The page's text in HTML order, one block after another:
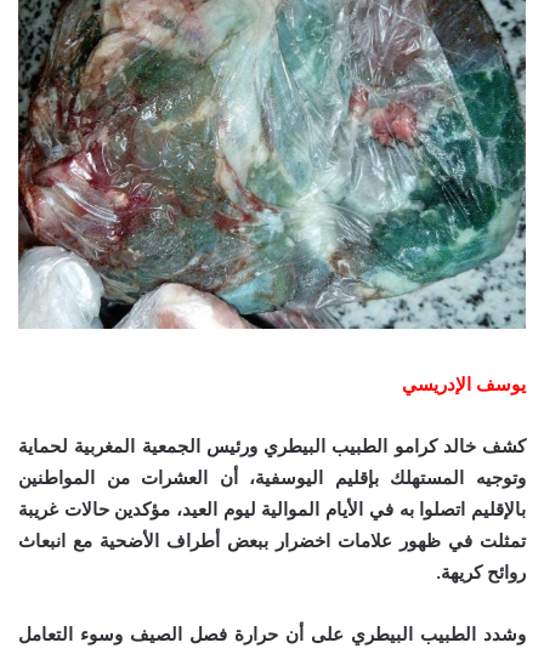
يوسف الإدريسي
كشف خالد كرامو الطبيب البيطري ورئيس الجمعية المغربية لحماية
وتوجيه المستهلك بإقليم اليوسفية، أن العشرات من المواطنين
بالإقليم اتصلوا به في الأيام الموالية ليوم العيد، مؤكدين حالات غريبة
تمثلت في ظهور علامات اخضرار ببعض أطراف الأضحية مع انبعاث
روائح كريهة.
وشدد الطبيب البيطري على أن حرارة فصل الصيف وسوء التعامل